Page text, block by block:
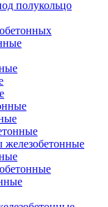
полукольцо
железобетонные